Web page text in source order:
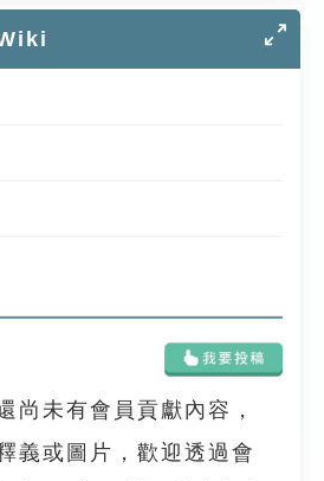
尚未有會員貢獻內容，
義或圖片，歡迎透過會